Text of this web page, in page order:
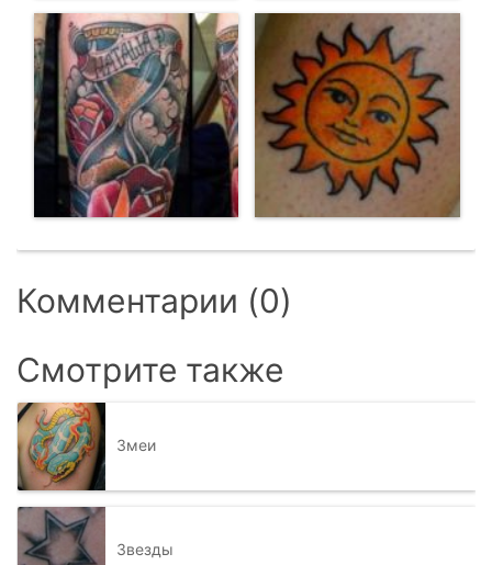
Комментарии (0)
Смотрите также
Змеи
Звезды